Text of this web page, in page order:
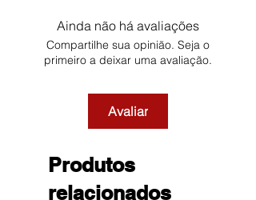
Ainda não há avaliações
Compartilhe sua opinião. Seja o
primeiro a deixar uma avaliação.
Avaliar
Produtos
relacionados